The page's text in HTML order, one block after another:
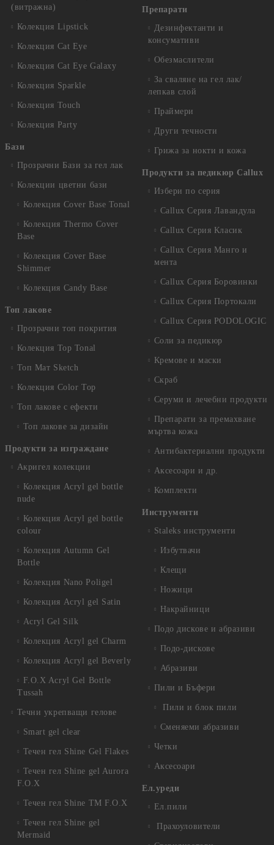
(витражна)
Колекция Lipstick
Колекция Cat Eye
Колекция Cat Eye Galaxy
Колекция Sparkle
Колекция Touch
Колекция Party
Бази
Прозрачни Бази за гел лак
Колекции цветни бази
Колекция Cover Base Tonal
Колекция Thermo Cover
Base
Колекция Cover Base
Shimmer
Колекция Candy Base
Топ лакове
Прозрачни топ покрития
Колекция Top Tonal
Топ Мат Sketch
Колекция Color Top
Топ лакове с ефекти
Топ лакове за дизайн
Продукти за изграждане
Акригел колекции
Колекция Acryl gel bottle
nude
Колекция Acryl gel bottle
colour
Колекция Autumn Gel
Bottle
Колекция Nano Poligel
Колекция Acryl gel Satin
Acryl Gel Silk
Колекция Acryl gel Charm
Колекция Acryl gel Beverly
F.O.X Acryl Gel Bottle
Tussah
Течни укрепващи гелове
Smart gel clear
Течен гел Shine Gel Flakes
Течен гел Shine gel Aurora
F.O.X
Течен гел Shine TM F.O.X
Течен гел Shine gel
Mermaid
Препарати
Дезинфектанти и
консумативи
Обезмаслители
За сваляне на гел лак/
лепкав слой
Праймери
Други течности
Грижа за нокти и кожа
Продукти за педикюр Callux
Избери по серия
Callux Серия Лавандула
Callux Серия Класик
Callux Серия Манго и
мента
Callux Серия Боровинки
Callux Серия Портокали
Callux Серия PODOLOGIC
Соли за педикюр
Кремове и маски
Скраб
Серуми и лечебни продукти
Препарати за премахване
мъртва кожа
Антибактериални продукти
Аксесоари и др.
Комплекти
Инструменти
Staleks инструменти
Избутвачи
Клещи
Ножици
Накрайници
Подо дискове и абразиви
Подо-дискове
Абразиви
Пили и Бъфери
Пили и блок пили
Сменяеми абразиви
Четки
Аксесоари
Ел.уреди
Ел.пили
Прахоуловители